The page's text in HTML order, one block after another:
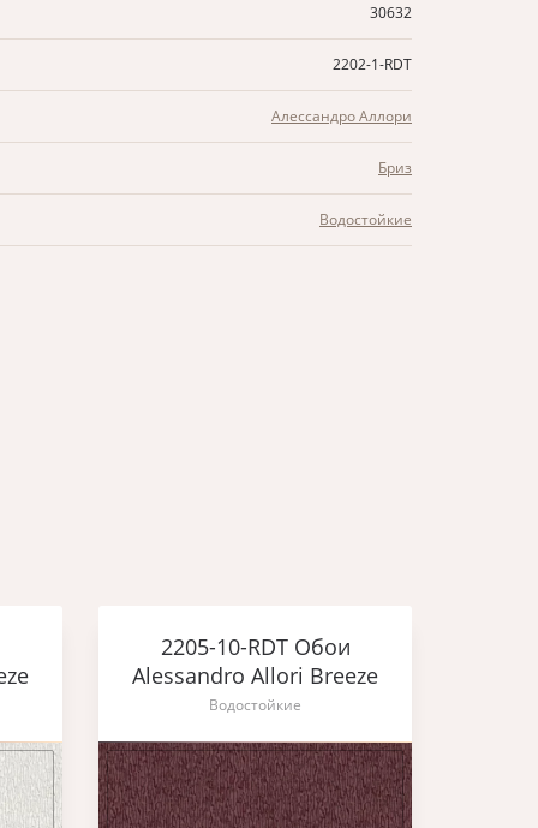
30632
2202-1-RDT
Алессандро Аллори
Бриз
Водостойкие
2205-10-RDT Обои
Alessandro Allori Breeze
Водостойкие